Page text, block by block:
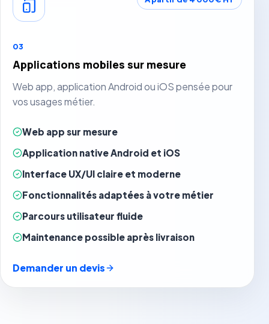
03
Applications mobiles sur mesure
Web app, application Android ou iOS pensée pour
vos usages métier.
Web app sur mesure
Application native Android et iOS
Interface UX/UI claire et moderne
Fonctionnalités adaptées à votre métier
Parcours utilisateur fluide
Maintenance possible après livraison
Demander un devis